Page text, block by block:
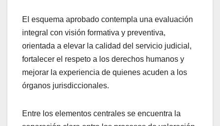
El esquema aprobado contempla una evaluación
integral con visión formativa y preventiva,
orientada a elevar la calidad del servicio judicial,
fortalecer el respeto a los derechos humanos y
mejorar la experiencia de quienes acuden a los
órganos jurisdiccionales.
Entre los elementos centrales se encuentra la